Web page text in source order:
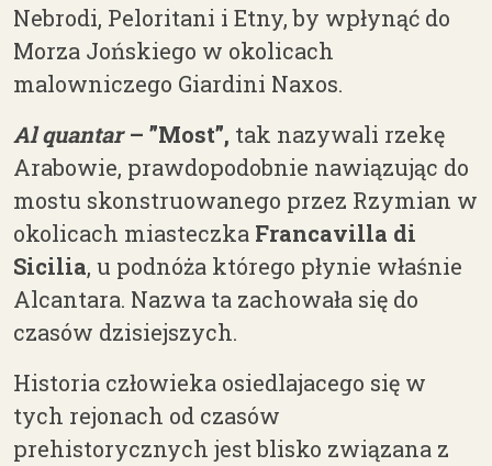
Nebrodi, Peloritani i Etny, by wpłynąć do
Morza Jońskiego w okolicach
malowniczego Giardini Naxos.
Al quantar – ”Most”, tak nazywali rzekę
Arabowie, prawdopodobnie nawiązując do
mostu skonstruowanego przez Rzymian w
okolicach miasteczka Francavilla di
Sicilia, u podnóża którego płynie właśnie
Alcantara. Nazwa ta zachowała się do
czasów dzisiejszych.
Historia człowieka osiedlajacego się w
tych rejonach od czasów
prehistorycznych jest blisko związana z